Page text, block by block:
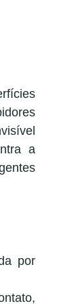
a
por